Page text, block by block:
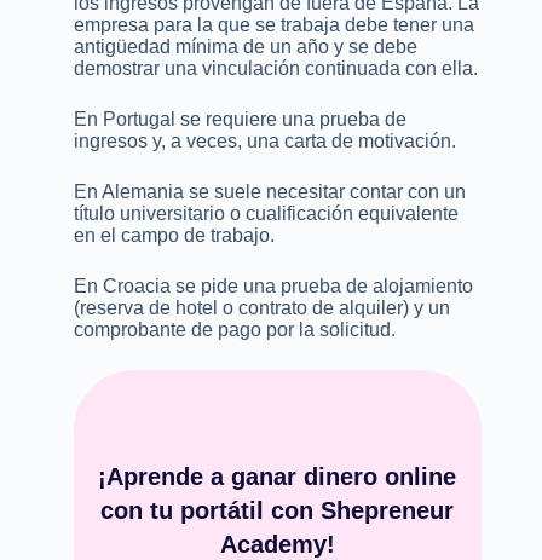
empresa para la que se trabaja debe tener una
antigüedad mínima de un año y se debe
demostrar una vinculación continuada con ella.
En Portugal se requiere una prueba de
ingresos y, a veces, una carta de motivación.
En Alemania se suele necesitar contar con un
título universitario o cualificación equivalente
en el campo de trabajo.
En Croacia se pide una prueba de alojamiento
(reserva de hotel o contrato de alquiler) y un
comprobante de pago por la solicitud.
¡Aprende a ganar dinero online
con tu portátil con Shepreneur
Academy!